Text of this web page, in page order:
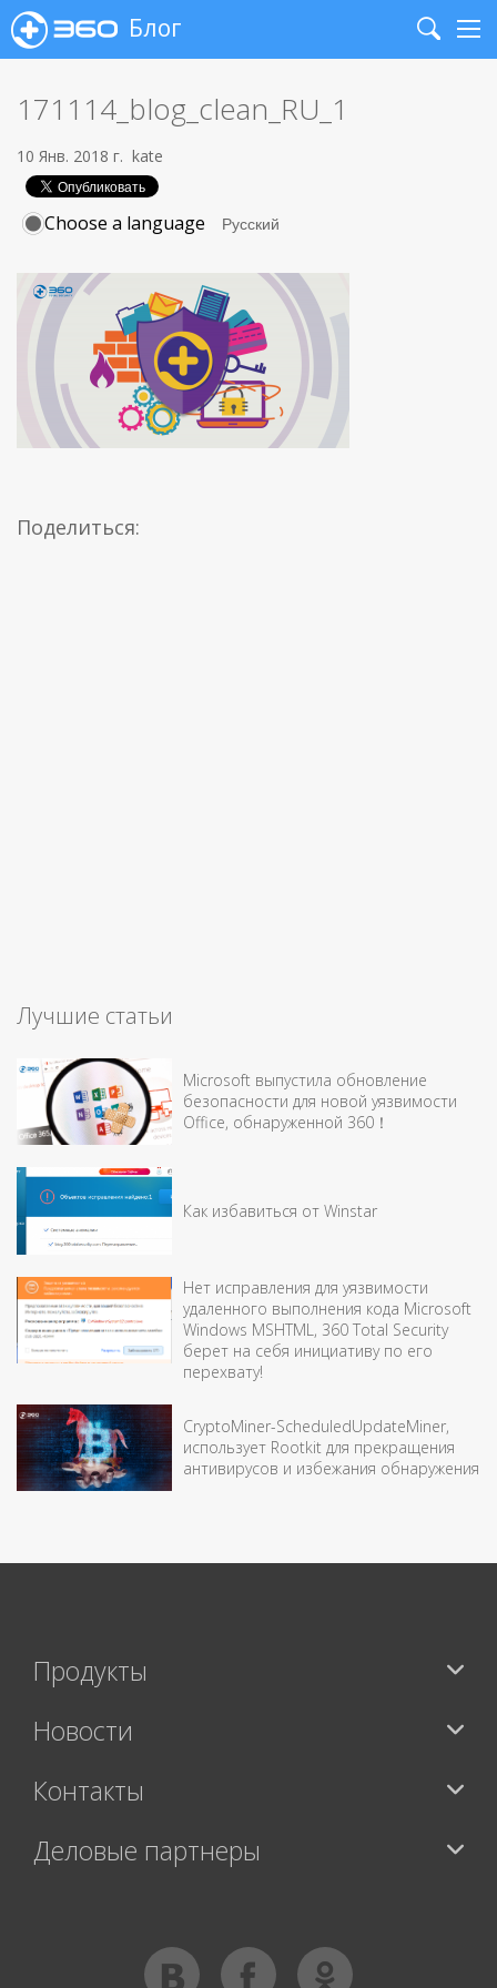
Блог
Search
171114_blog_clean_RU_1
10 Янв. 2018 г. kate
Choose a language
Поделиться:
Лучшие статьи
Microsoft выпустила обновление
безопасности для новой уязвимости
Office, обнаруженной 360！
Как избавиться от Winstar
Нет исправления для уязвимости
удаленного выполнения кода Microsoft
Windows MSHTML, 360 Total Security
берет на себя инициативу по его
перехвату!
CryptoMiner-ScheduledUpdateMiner,
использует Rootkit для прекращения
антивирусов и избежания обнаружения
Продукты
Новости
Контакты
Деловые партнеры